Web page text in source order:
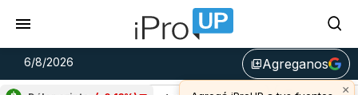
6/8/2026 library_addAgreganos
×